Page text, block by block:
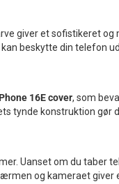
giver et sofistikeret og
beskytte din telefon
16E cover, som
tynde konstruktion gør
Uanset om du taber
og kameraet